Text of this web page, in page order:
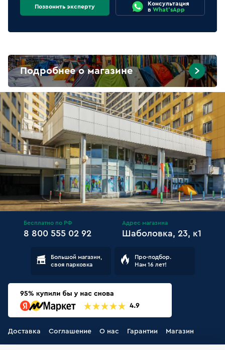
Позвонить эксперту
Консультация
в What'sApp
Подробнее о магазине
Бесплатно по РФ
8 800 555 02 92
Адрес магазина
Шаболовка, 23, к1
Большой магазин,
своя парковка
Про-подбор.
Нам 16 лет!
Доставка Соглашение О нас Гарантии Магазин